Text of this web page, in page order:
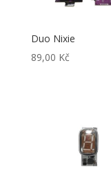
Duo Nixie
89,00 Kč